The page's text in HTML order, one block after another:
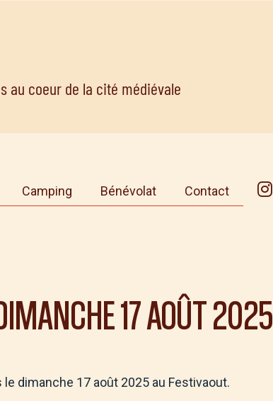
au coeur de la cité médiévale
Camping Bénévolat Contact
17 AOÛT 2025
dimanche 17 août 2025 au Festivaout.